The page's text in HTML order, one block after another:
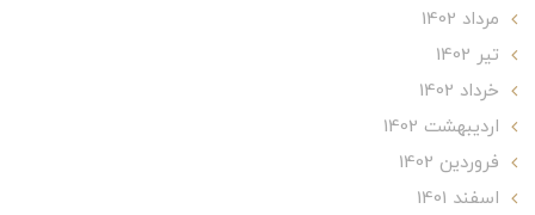
مرداد 1402
تير 1402
خرداد 1402
ارديبهشت 1402
فروردین 1402
اسفند 1401